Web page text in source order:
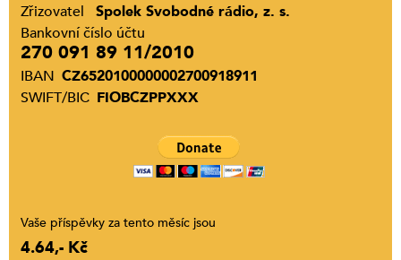
Zřizovatel
Spolek Svobodné rádio, z. s.
Bankovní číslo účtu
270 091 89 11/2010
IBAN CZ6520100000002700918911
SWIFT/BIC FIOBCZPPXXX
Vaše příspěvky za tento měsíc jsou
4.64,- Kč